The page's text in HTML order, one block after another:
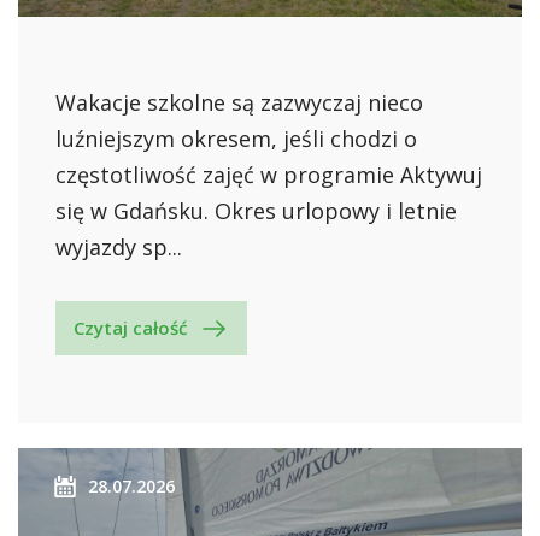
Wakacje szkolne są zazwyczaj nieco
luźniejszym okresem, jeśli chodzi o
częstotliwość zajęć w programie Aktywuj
się w Gdańsku. Okres urlopowy i letnie
wyjazdy sp...
Czytaj całość
28.07.2026